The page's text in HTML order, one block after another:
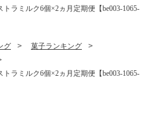
セット 肉お取り寄せ 牛肉お
焼肉 焼肉用 ボリューム肉 ）
トラミルク6個×2ヵ月定期便【be003-1065-
グ
菓子ランキング
トラミルク6個×2ヵ月定期便【be003-1065-